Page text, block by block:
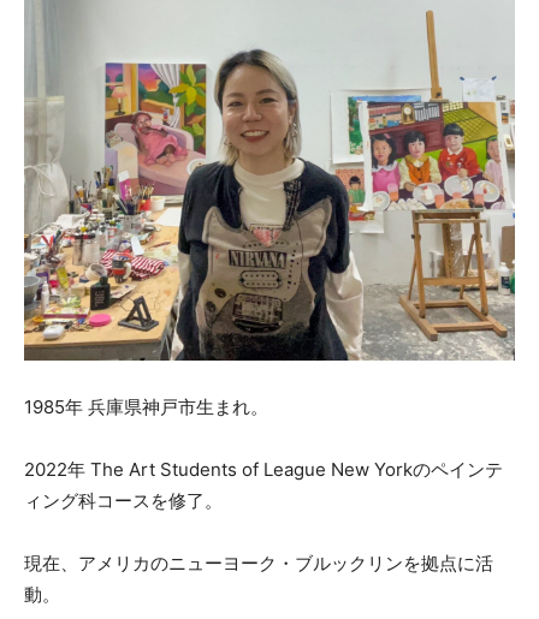
1985年 兵庫県神戸市生まれ。
2022年 The Art Students of League New Yorkのペインテ
ィング科コースを修了。
現在、アメリカのニューヨーク・ブルックリンを拠点に活
動。